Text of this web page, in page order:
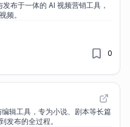
布于一体的 AI 视频营销工具，
频。
0
辑工具，专为小说、剧本等长篇
发布的全过程。